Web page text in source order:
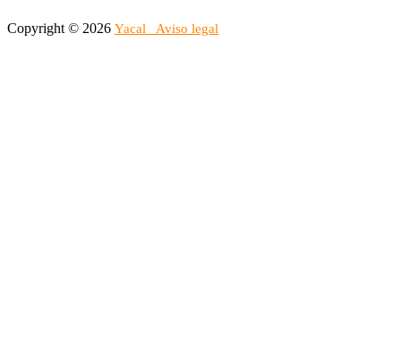
Copyright © 2026 Yacal Aviso legal